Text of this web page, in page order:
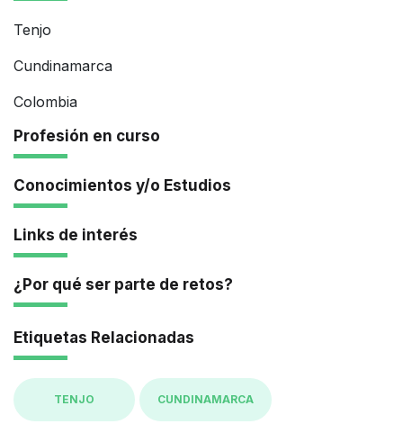
Tenjo
Cundinamarca
Colombia
Profesión en curso
Conocimientos y/o Estudios
Links de interés
¿Por qué ser parte de retos?
Etiquetas Relacionadas
TENJO CUNDINAMARCA